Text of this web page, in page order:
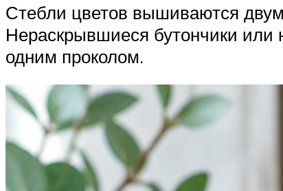
Стебли цветов вышиваются
Нераскрывшиеся бутончики
одним проколом.